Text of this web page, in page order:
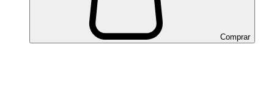
Comprar